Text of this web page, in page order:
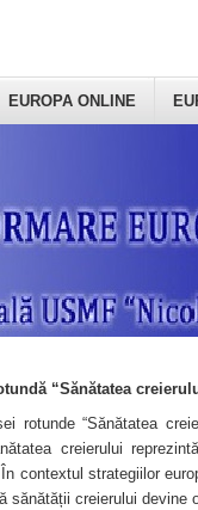
EUROPA ONLINE
“Sănătatea
rotunde “Sănătatea
creierului
contextul strategiilor
sănătății creierului devine